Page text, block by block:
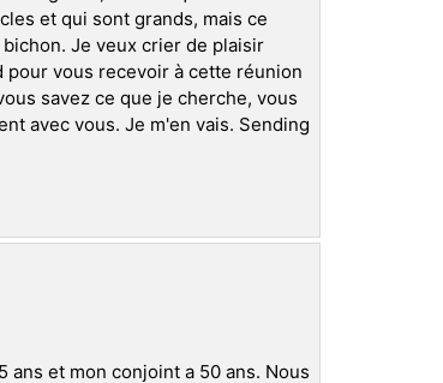
et qui sont grands, mais ce
Je veux crier de plaisir
pour vous recevoir à cette réunion
savez ce que je cherche, vous
avec vous. Je m'en vais. Sending
et mon conjoint a 50 ans. Nous